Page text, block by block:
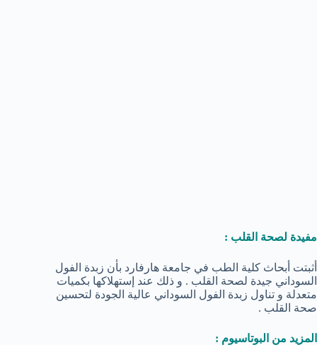
مفيدة لصحة القلب :
أثبتت أبحاث كلية الطب في جامعة هارفارد بأن زبدة الفول
السوداني جيدة لصحة القلب . و ذلك عند إستهلاكها بكميات
متعدلة و تناول زبدة الفول السوداني عالية الجودة لتحسين
صحة القلب .
المزيد من البوتاسيوم :